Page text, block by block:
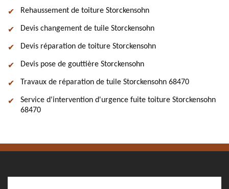
Rehaussement de toiture Storckensohn
Devis changement de tuile Storckensohn
Devis réparation de toiture Storckensohn
Devis pose de gouttière Storckensohn
Travaux de réparation de tuile Storckensohn 68470
Service d'intervention d'urgence fuite toiture Storckensohn
68470